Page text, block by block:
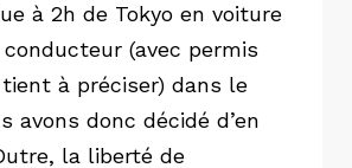
à 2h de Tokyo en voiture
(avec permis
à préciser) dans le
avons donc décidé d’en
la liberté de